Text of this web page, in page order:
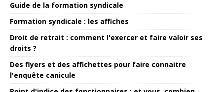
Guide de la formation syndicale
Formation syndicale : les affiches
Droit de retrait : comment l'exercer et faire valoir ses
droits ?
Des flyers et des affichettes pour faire connaitre
l'enquête canicule